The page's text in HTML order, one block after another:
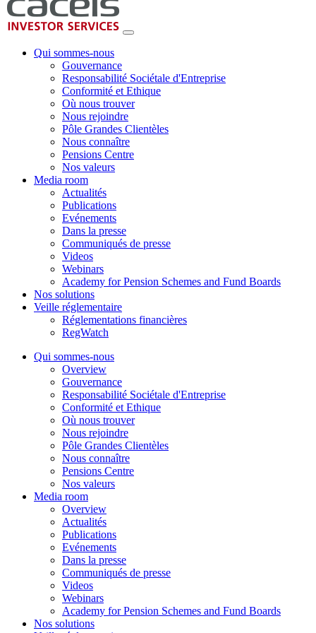
Qui sommes-nous
Gouvernance
Responsabilité Sociétale d'Entreprise
Conformité et Ethique
Où nous trouver
Nous rejoindre
Pôle Grandes Clientèles
Nous connaître
Pensions Centre
Nos valeurs
Media room
Actualités
Publications
Evénements
Dans la presse
Communiqués de presse
Videos
Webinars
Academy for Pension Schemes and Fund Boards
Nos solutions
Veille réglementaire
Réglementations financières
RegWatch
Qui sommes-nous
Overview
Gouvernance
Responsabilité Sociétale d'Entreprise
Conformité et Ethique
Où nous trouver
Nous rejoindre
Pôle Grandes Clientèles
Nous connaître
Pensions Centre
Nos valeurs
Media room
Overview
Actualités
Publications
Evénements
Dans la presse
Communiqués de presse
Videos
Webinars
Academy for Pension Schemes and Fund Boards
Nos solutions